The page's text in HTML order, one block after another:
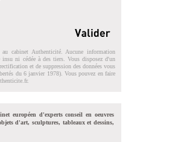
cabinet Authenticité. Aucune information
insu ni cédée à des tiers. Vous disposez d'un
et de suppression des données vous
du 6 janvier 1978). Vous pouvez en faire
.
européen d'experts conseil en oeuvres
d'art, sculptures, tableaux et dessins,